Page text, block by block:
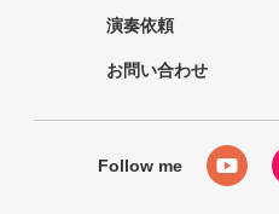
演奏依頼
お問い合わせ